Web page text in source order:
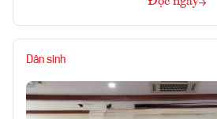
Dân sinh